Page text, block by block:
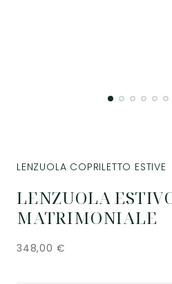
LENZUOLA
MATRIMONIALE
LENZUOLA COPRILETTO ESTIVE
348,00 €